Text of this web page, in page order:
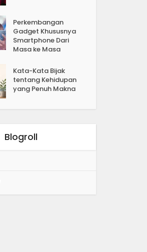
Perkembangan
Gadget Khususnya
Smartphone Dari
Masa ke Masa
Kata-Kata Bijak
tentang Kehidupan
yang Penuh Makna
Blogroll